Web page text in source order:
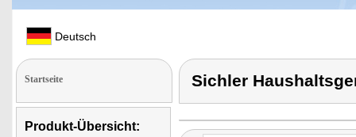
Deutsch
Startseite
Produkt-Übersicht:
Sichler